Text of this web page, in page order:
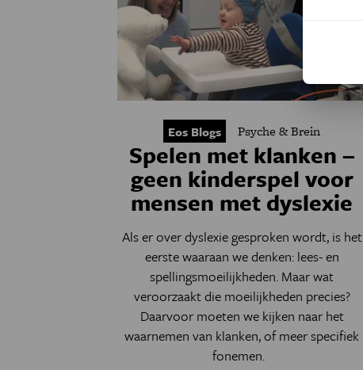
Eos Blogs Psyche & Brein
Spelen met klanken –
geen kinderspel voor
mensen met dyslexie
Als er over dyslexie gesproken wordt, is het
eerste waaraan we denken: lees- en
spellingsmoeilijkheden. Maar wat
veroorzaakt die moeilijkheden precies?
Daarvoor moeten we kijken naar het
waarnemen van klanken, of meer specifiek
fonemen.